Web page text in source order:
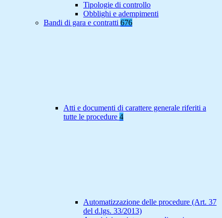
Tipologie di controllo
Obblighi e adempimenti
Bandi di gara e contratti 676
Atti e documenti di carattere generale riferiti a
tutte le procedure 4
Automatizzazione delle procedure (Art. 37
del d.lgs. 33/2013)